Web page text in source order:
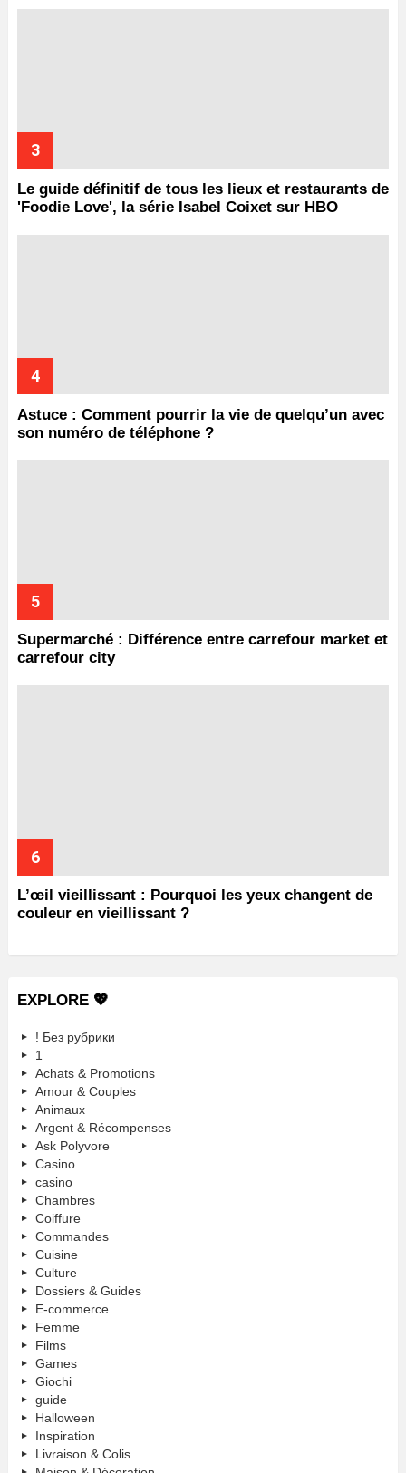
Le guide définitif de tous les lieux et restaurants de
'Foodie Love', la série Isabel Coixet sur HBO
Astuce : Comment pourrir la vie de quelqu’un avec
son numéro de téléphone ?
Supermarché : Différence entre carrefour market et
carrefour city
L’œil vieillissant : Pourquoi les yeux changent de
couleur en vieillissant ?
EXPLORE 💖
! Без рубрики
1
Achats & Promotions
Amour & Couples
Animaux
Argent & Récompenses
Ask Polyvore
Casino
casino
Chambres
Coiffure
Commandes
Cuisine
Culture
Dossiers & Guides
E-commerce
Femme
Films
Games
Giochi
guide
Halloween
Inspiration
Livraison & Colis